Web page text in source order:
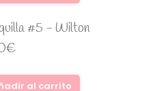
#5 - Wilton
€
al carrito